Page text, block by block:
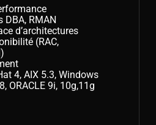
DBA, RMAN
d’architectures
(RAC,
4, AIX 5.3, Windows
ORACLE 9i, 10g,11g